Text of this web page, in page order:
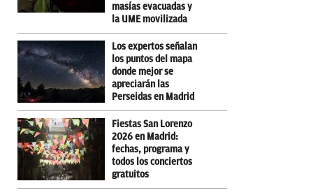
masías evacuadas y
la UME movilizada
Los expertos señalan
los puntos del mapa
donde mejor se
apreciarán las
Perseidas en Madrid
Fiestas San Lorenzo
2026 en Madrid:
fechas, programa y
todos los conciertos
gratuitos